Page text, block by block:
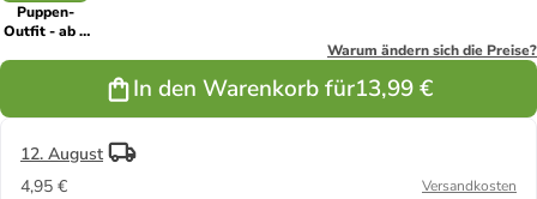
Puppen-
Outfit - ab 2
Warum ändern sich die Preise?
In den Warenkorb für13,99 €
12. August
4,95 €
Versandkosten